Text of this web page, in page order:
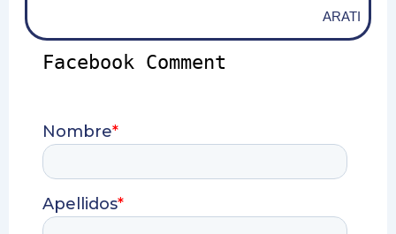
ARATI
Facebook Comment